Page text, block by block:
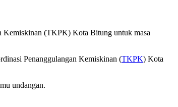
Kemiskinan (TKPK) Kota Bitung untuk masa
Penanggulangan Kemiskinan (TKPK) Kota
undangan.